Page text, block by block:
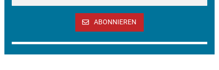
ABONNIEREN